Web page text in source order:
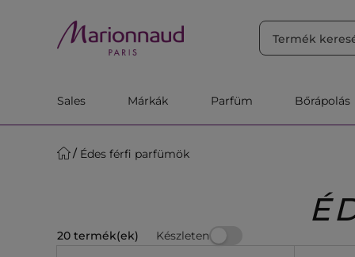
Sales Márkák Parfüm Bőrápolás
Édes férfi parfümök
20 termék(ek) Készleten